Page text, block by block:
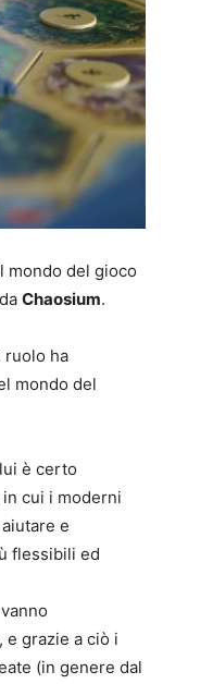
mondo del gioco
Chaosium.
ruolo ha
mondo del
è certo
cui i moderni
e
flessibili ed
grazie a ciò i
(in genere dal